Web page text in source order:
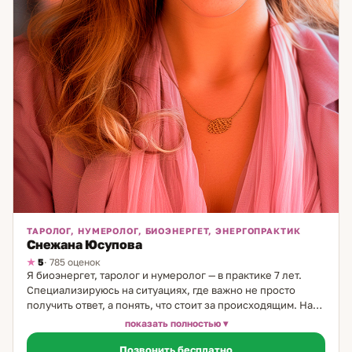
ТАРОЛОГ, НУМЕРОЛОГ, БИОЭНЕРГЕТ, ЭНЕРГОПРАКТИК
Снежана Юсупова
5· 785 оценок
Я биоэнергет, таролог и нумеролог — в практике 7 лет.
Специализируюсь на ситуациях, где важно не просто
получить ответ, а понять, что стоит за происходящим. На
сессии я помогаю увидеть картину с разных сторон: через
Таро, анализ центров и космоэнергетику. Моя задача — не
показать полностью
Позвонить бесплатно